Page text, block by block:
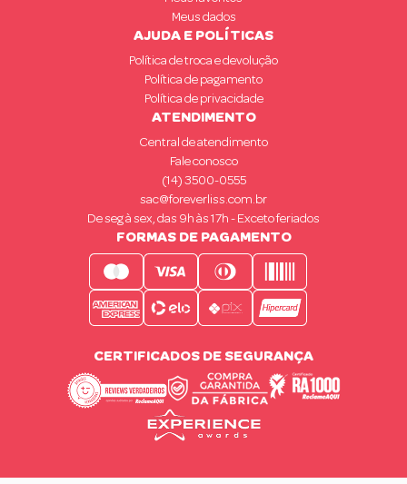
Meus dados
AJUDA E POLÍTICAS
Política de troca e devolução
Política de pagamento
Política de privacidade
ATENDIMENTO
Central de atendimento
Fale conosco
(14) 3500-0555
sac@foreverliss.com.br
De seg à sex, das 9h às 17h - Exceto feriados
FORMAS DE PAGAMENTO
CERTIFICADOS DE SEGURANÇA